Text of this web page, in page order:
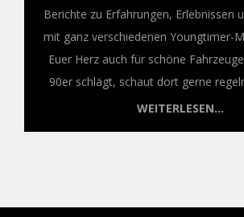
Berichte zu Erfahrungen, Erlebnissen
mit ganz verschiedenen Youngtimer-
Euer Herz auch für schöne
90er schlägt, schaut dort gerne
WEITERLESEN...